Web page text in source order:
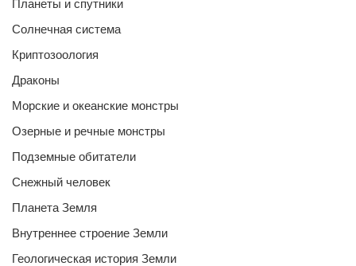
Планеты и спутники
Солнечная система
Криптозоология
Драконы
Морские и океанские монстры
Озерные и речные монстры
Подземные обитатели
Снежный человек
Планета Земля
Внутреннее строение Земли
Геологическая история Земли